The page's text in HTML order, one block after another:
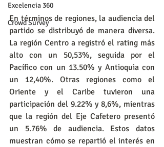
Excelencia 360
Crowd Survey
En términos de regiones, la audiencia del
partido se distribuyó de manera diversa.
La región Centro a registró el rating más
alto con un 50,53%, seguida por el
Pacífico con un 13.50% y Antioquia con
un 12,40%. Otras regiones como el
Oriente y el Caribe tuvieron una
participación del 9.22% y 8,6%, mientras
que la región del Eje Cafetero presentó
un 5.76% de audiencia. Estos datos
muestran cómo se repartió el interés en